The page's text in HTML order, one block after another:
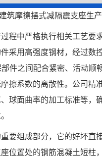
建筑摩擦摆式减隔震支座生
程中严格执行相关工艺要
采用高强度钢材，经过数
件之间配合紧密、活动顺
擦系数的离散性。公司精
球面曲率的加工标准等，
要组成部分，它的好坏直
位置处的钢筋混凝土短柱